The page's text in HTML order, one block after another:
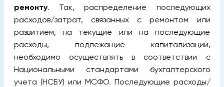
ремонту. Так, распределение последующих
расходов/затрат, связанных с ремонтом или
развитием, на текущие или на последующие
расходы, подлежащие капитализации,
необходимо осуществлять в соответствии с
Национальными стандартами бухгалтерского
учета (НСБУ) или МСФО. Последующие расходы/